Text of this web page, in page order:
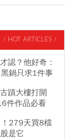
/ HOT ARTICLES /
認？他好奇：
鍋只求1件事
蹟大樓打開
件作品必看
279天買8檔
是它